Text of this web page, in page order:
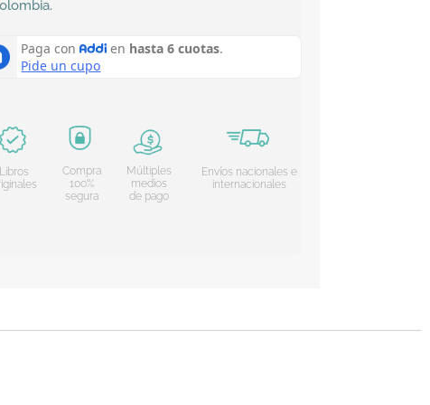
.
Libros
Compra
100%
segura
Múltiples
medios
de pago
Envíos nacionales e
internacionales